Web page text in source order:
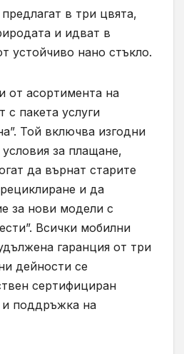
в три цвята,
и идват в
устойчиво нано стъкло.
от асортимента на
с пакета услуги
Той включва изгодни
за плащане,
да върнат старите
и да
за нови модели с
Всички мобилни
гаранция от три
дейности се
сертифициран
и поддръжка на